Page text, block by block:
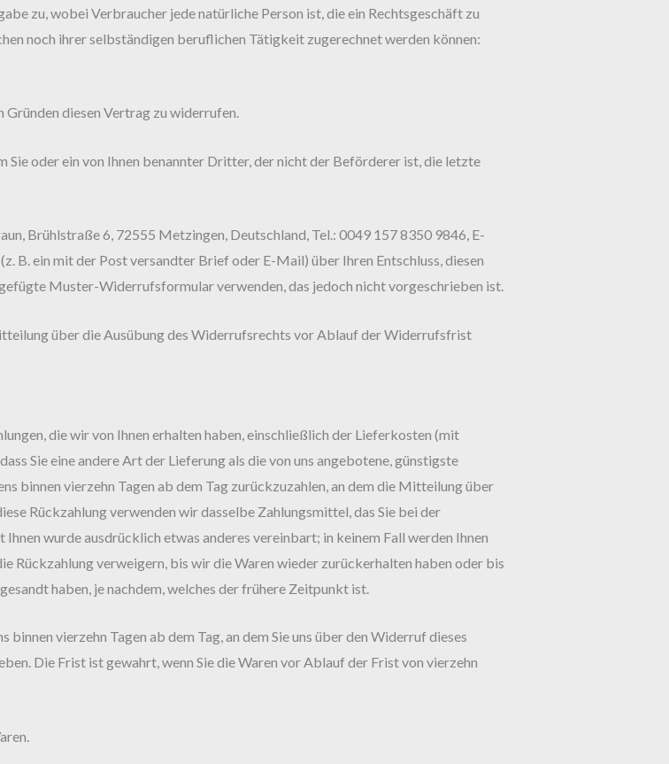
zu, wobei Verbraucher jede natürliche Person ist, die ein Rechtsgeschäft zu
noch ihrer selbständigen beruflichen Tätigkeit zugerechnet werden können:
Gründen diesen Vertrag zu widerrufen.
oder ein von Ihnen benannter Dritter, der nicht der Beförderer ist, die letzte
Brühlstraße 6, 72555 Metzingen, Deutschland, Tel.: 0049 157 8350 9846, E-
B. ein mit der Post versandter Brief oder E-Mail) über Ihren Entschluss, diesen
Muster-Widerrufsformular verwenden, das jedoch nicht vorgeschrieben ist.
über die Ausübung des Widerrufsrechts vor Ablauf der Widerrufsfrist
die wir von Ihnen erhalten haben, einschließlich der Lieferkosten (mit
Sie eine andere Art der Lieferung als die von uns angebotene, günstigste
binnen vierzehn Tagen ab dem Tag zurückzuzahlen, an dem die Mitteilung über
Rückzahlung verwenden wir dasselbe Zahlungsmittel, das Sie bei der
wurde ausdrücklich etwas anderes vereinbart; in keinem Fall werden Ihnen
Rückzahlung verweigern, bis wir die Waren wieder zurückerhalten haben oder bis
haben, je nachdem, welches der frühere Zeitpunkt ist.
vierzehn Tagen ab dem Tag, an dem Sie uns über den Widerruf dieses
Die Frist ist gewahrt, wenn Sie die Waren vor Ablauf der Frist von vierzehn